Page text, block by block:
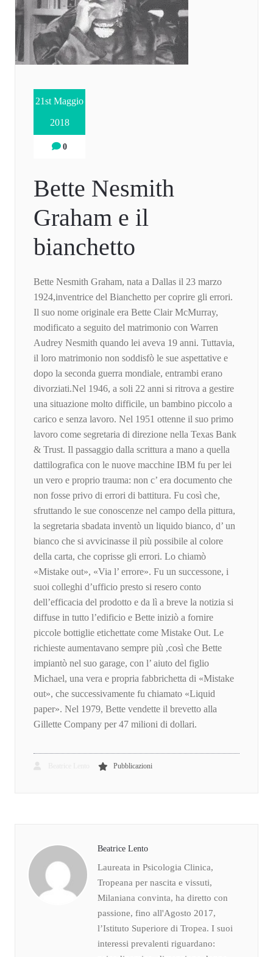
21st Maggio
2018
0
Bette Nesmith
Graham e il
bianchetto
Bette Nesmith Graham, nata a Dallas il 23 marzo
1924,inventrice del Bianchetto per coprire gli errori.
Il suo nome originale era Bette Clair McMurray,
modificato a seguito del matrimonio con Warren
Audrey Nesmith quando lei aveva 19 anni. Tuttavia,
il loro matrimonio non soddisfò le sue aspettative e
dopo la seconda guerra mondiale, entrambi erano
divorziati.Nel 1946, a soli 22 anni si ritrova a gestire
una situazione molto difficile, un bambino piccolo a
carico e senza lavoro. Nel 1951 ottenne il suo primo
lavoro come segretaria di direzione nella Texas Bank
& Trust. Il passaggio dalla scrittura a mano a quella
dattilografica con le nuove macchine IBM fu per lei
un vero e proprio trauma: non c’ era documento che
non fosse privo di errori di battitura. Fu così che,
sfruttando le sue conoscenze nel campo della pittura,
la segretaria sbadata inventò un liquido bianco, d’ un
bianco che si avvicinasse il più possibile al colore
della carta, che coprisse gli errori. Lo chiamò
«Mistake out», «Via l’ errore». Fu un successone, i
suoi colleghi d’ufficio presto si resero conto
dell’efficacia del prodotto e da lì a breve la notizia si
diffuse in tutto l’edificio e Bette iniziò a fornire
piccole bottiglie etichettate come Mistake Out. Le
richieste aumentavano sempre più ,così che Bette
impiantò nel suo garage, con l’ aiuto del figlio
Michael, una vera e propria fabbrichetta di «Mistake
out», che successivamente fu chiamato «Liquid
paper». Nel 1979, Bette vendette il brevetto alla
Gillette Company per 47 milioni di dollari.
Pubblicazioni
Beatrice Lento
Laureata in Psicologia Clinica,
Tropeana per nascita e vissuti,
Milaniana convinta, ha diretto con
passione, fino all'Agosto 2017,
l’Istituto Superiore di Tropea. I suoi
interessi prevalenti riguardano: